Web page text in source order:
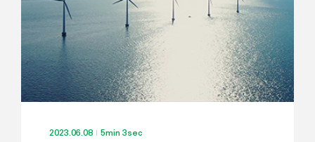
2023.06.08 5min 3sec